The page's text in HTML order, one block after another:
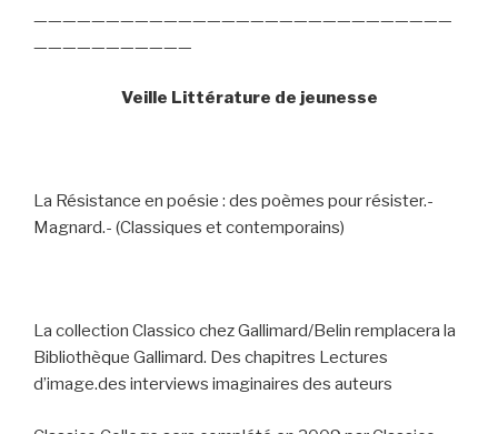
—————————————————————————————
———————————
Veille Littérature de jeunesse
La Résistance en poésie : des poèmes pour résister.-
Magnard.- (Classiques et contemporains)
La collection Classico chez Gallimard/Belin remplacera la
Bibliothèque Gallimard. Des chapitres Lectures
d’image.des interviews imaginaires des auteurs